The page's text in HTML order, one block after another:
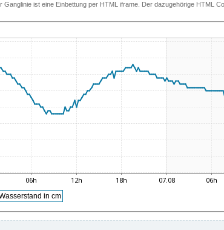
Ganglinie ist eine Einbettung per HTML iframe. Der dazugehörige HTML